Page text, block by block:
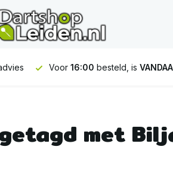
Voor 16:00 besteld, is
met